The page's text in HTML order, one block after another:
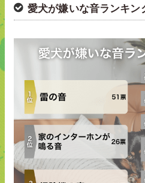
愛犬が嫌いな音ランキン